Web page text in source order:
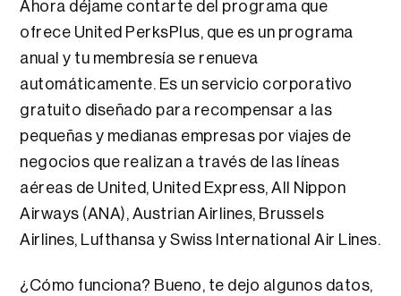
Ahora déjame contarte del programa que
ofrece United PerksPlus, que es un programa
anual y tu membresía se renueva
automáticamente. Es un servicio corporativo
gratuito diseñado para recompensar a las
pequeñas y medianas empresas por viajes de
negocios que realizan a través de las líneas
aéreas de United, United Express, All Nippon
Airways (ANA), Austrian Airlines, Brussels
Airlines, Lufthansa y Swiss International Air Lines.
¿Cómo funciona? Bueno, te dejo algunos datos,